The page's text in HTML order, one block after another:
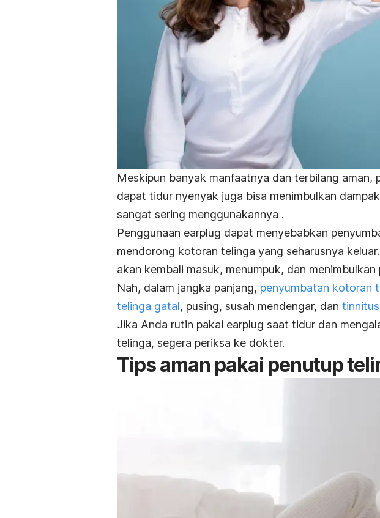
Meskipun banyak manfaatnya dan terbilang aman,
dapat tidur nyenyak juga bisa menimbulkan
sangat sering menggunakannya .
Penggunaan earplug dapat menyebabkan
mendorong kotoran telinga yang seharusnya
akan kembali masuk, menumpuk, dan menimbulkan
Nah, dalam jangka panjang, penyumbatan kotoran
telinga gatal, pusing, susah mendengar, dan
Jika Anda rutin pakai earplug saat tidur dan
telinga, segera periksa ke dokter.
Tips aman pakai penutup